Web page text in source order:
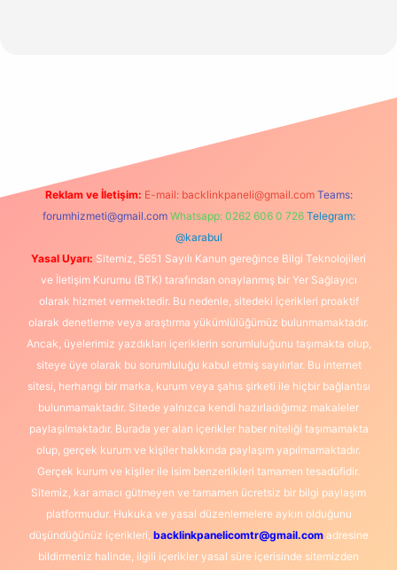
Reklam ve İletişim: E-mail: backlinkpaneli@gmail.com Teams:
forumhizmeti@gmail.com Whatsapp: 0262 606 0 726 Telegram:
@karabul
Yasal Uyarı: Sitemiz, 5651 Sayılı Kanun gereğince Bilgi Teknolojileri
ve İletişim Kurumu (BTK) tarafından onaylanmış bir Yer Sağlayıcı
olarak hizmet vermektedir. Bu nedenle, sitedeki içerikleri proaktif
olarak denetleme veya araştırma yükümlülüğümüz bulunmamaktadır.
Ancak, üyelerimiz yazdıkları içeriklerin sorumluluğunu taşımakta olup,
siteye üye olarak bu sorumluluğu kabul etmiş sayılırlar. Bu internet
sitesi, herhangi bir marka, kurum veya şahıs şirketi ile hiçbir bağlantısı
bulunmamaktadır. Sitede yalnızca kendi hazırladığımız makaleler
paylaşılmaktadır. Burada yer alan içerikler haber niteliği taşımamakta
olup, gerçek kurum ve kişiler hakkında paylaşım yapılmamaktadır.
Gerçek kurum ve kişiler ile isim benzerlikleri tamamen tesadüfidir.
Sitemiz, kar amacı gütmeyen ve tamamen ücretsiz bir bilgi paylaşım
platformudur. Hukuka ve yasal düzenlemelere aykırı olduğunu
düşündüğünüz içerikleri, backlinkpanelicomtr@gmail.comadresine
bildirmeniz halinde, ilgili içerikler yasal süre içerisinde sitemizden